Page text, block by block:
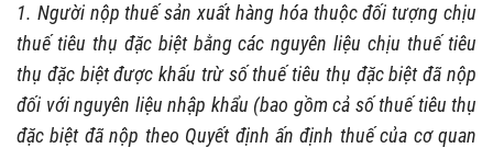
1. Người nộp thuế sản xuất hàng hóa thuộc đối tượng chịu
thuế tiêu thụ đặc biệt bằng các nguyên liệu chịu thuế tiêu
thụ đặc biệt được khấu trừ số thuế tiêu thụ đặc biệt đã nộp
đối với nguyên liệu nhập khẩu (bao gồm cả số thuế tiêu thụ
đặc biệt đã nộp theo Quyết định ấn định thuế của cơ quan